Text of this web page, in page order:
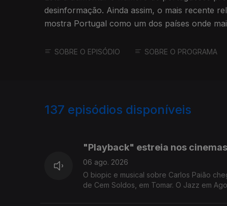
desinformação. Ainda assim, o mais recente
mostra Portugal como um dos países onde
Lídia Jorge foidistinguida com Prémio Estatal
SOBRE O EPISÓDIO SOBRE O PROGRAMA
137 episódios disponíveis
"Playback" estreia nos cinemas
06 ago. 2026
O biopic e musical sobre Carlos Paião
de Cem Soldos, em Tomar. O Jazz em